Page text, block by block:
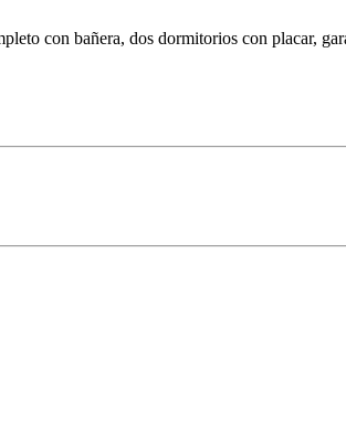
con bañera, dos dormitorios con placar,